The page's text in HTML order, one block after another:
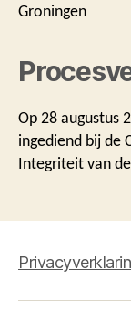
Groningen
Op 28 augustus
ingediend bij de
Integriteit van